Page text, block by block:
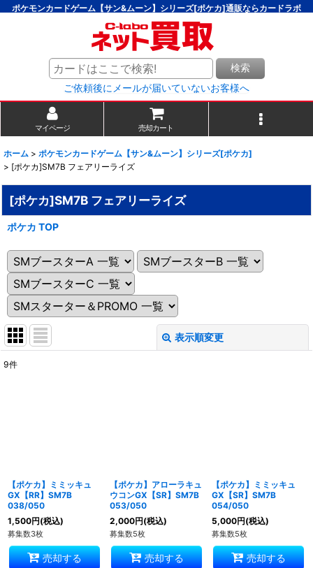
ポケモンカードゲーム【サン&ムーン】シリーズ[ポケカ]通販ならカードラボ
検索
ご依頼後にメールが届いていないお客様へ
マイページ 売却カート
ホーム > ポケモンカードゲーム【サン&ムーン】シリーズ[ポケカ]
> [ポケカ]SM7B フェアリーライズ
[ポケカ]SM7B フェアリーライズ
ポケカ TOP
表示順変更
9件
【ポケカ】ミミッキュ
GX【RR】SM7B
038/050
1,500円(税込)
募集数3枚
売却する
【ポケカ】アローラキュ
ウコンGX【SR】SM7B
053/050
2,000円(税込)
募集数5枚
売却する
【ポケカ】ミミッキュ
GX【SR】SM7B
054/050
5,000円(税込)
募集数5枚
売却する